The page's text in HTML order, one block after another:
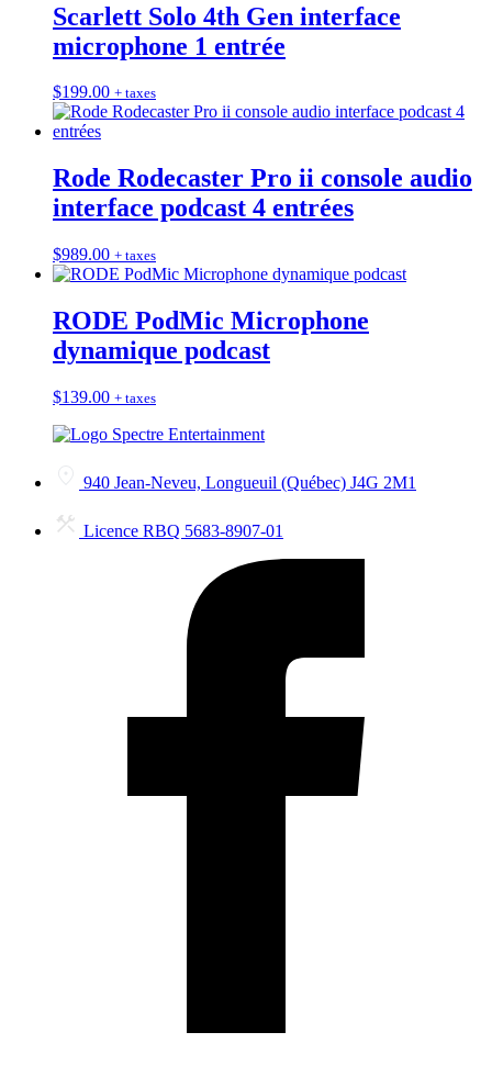
Scarlett Solo 4th Gen interface
microphone 1 entrée
$199.00 + taxes
Rode Rodecaster Pro ii console audio
interface podcast 4 entrées
$989.00 + taxes
RODE PodMic Microphone
dynamique podcast
$139.00 + taxes
940 Jean-Neveu, Longueuil (Québec) J4G 2M1
Licence RBQ 5683-8907-01